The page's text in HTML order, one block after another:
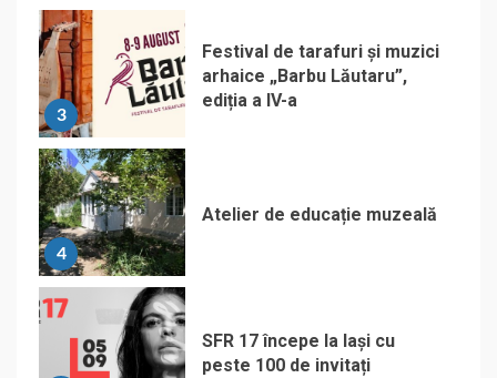
3
Festival de tarafuri și muzici
arhaice „Barbu Lăutaru”,
ediția a IV-a
4
Atelier de educație muzeală
SFR 17 începe la Iași cu
peste 100 de invitați